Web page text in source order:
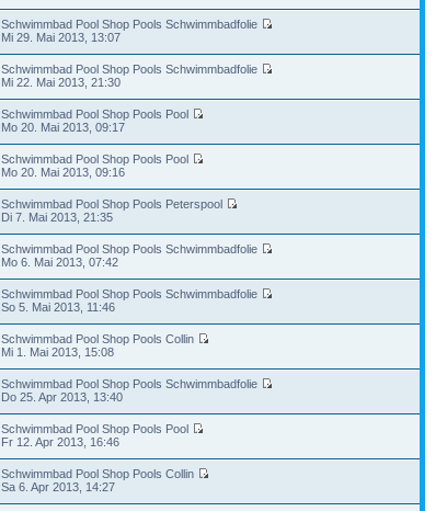
Schwimmbad Pool Shop Pools Schwimmbadfolie
Mi 29. Mai 2013, 13:07
Schwimmbad Pool Shop Pools Schwimmbadfolie
Mi 22. Mai 2013, 21:30
Schwimmbad Pool Shop Pools Pool
Mo 20. Mai 2013, 09:17
Schwimmbad Pool Shop Pools Pool
Mo 20. Mai 2013, 09:16
Schwimmbad Pool Shop Pools Peterspool
Di 7. Mai 2013, 21:35
Schwimmbad Pool Shop Pools Schwimmbadfolie
Mo 6. Mai 2013, 07:42
Schwimmbad Pool Shop Pools Schwimmbadfolie
So 5. Mai 2013, 11:46
Schwimmbad Pool Shop Pools Collin
Mi 1. Mai 2013, 15:08
Schwimmbad Pool Shop Pools Schwimmbadfolie
Do 25. Apr 2013, 13:40
Schwimmbad Pool Shop Pools Pool
Fr 12. Apr 2013, 16:46
Schwimmbad Pool Shop Pools Collin
Sa 6. Apr 2013, 14:27